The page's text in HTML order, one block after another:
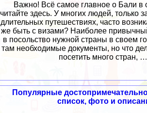
Важно! Всё самое главное о Бали в
читайте здесь. У многих людей, только
длительных путешествиях, часто
же быть с визами? Наиболее
в посольство нужной страны в своем
там необходимые документы, но что
посетить много стран,
Популярные
список, фото и